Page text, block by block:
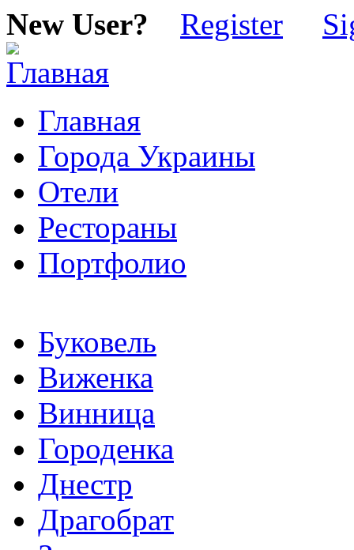
New User? Register
Главная
Города Украины
Отели
Рестораны
Портфолио
Буковель
Виженка
Винница
Городенка
Днестр
Драгобрат